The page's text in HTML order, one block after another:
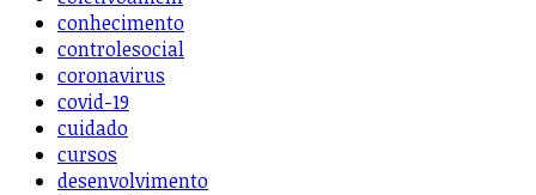
conhecimento
controlesocial
coronavirus
covid-19
cuidado
cursos
desenvolvimento